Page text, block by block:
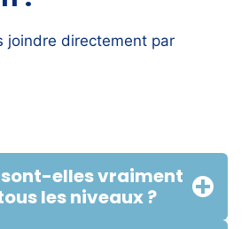
joindre directement par
sont-elles vraiment
les niveaux ?